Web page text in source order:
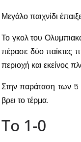
Μεγάλο παιχνίδι
Το γκολ του
πέρασε δύο παίκτες
περιοχή και εκείνος
Στην παράταση των 5
βρει το τέρμα.
Το 1-0